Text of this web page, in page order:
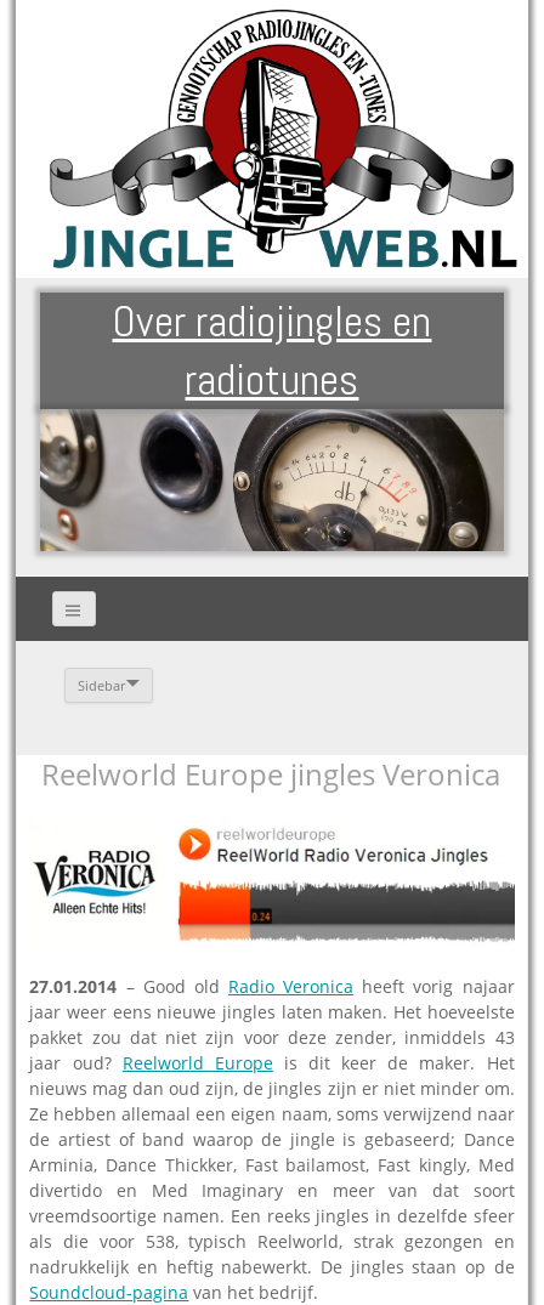
Over radiojingles en
radiotunes
Sidebar
Reelworld Europe jingles Veronica
27.01.2014 – Good old Radio Veronica heeft vorig najaar
jaar weer eens nieuwe jingles laten maken. Het hoeveelste
pakket zou dat niet zijn voor deze zender, inmiddels 43
jaar oud? Reelworld Europeis dit keer de maker. Het
nieuws mag dan oud zijn, de jingles zijn er niet minder om.
Ze hebben allemaal een eigen naam, soms verwijzend naar
de artiest of band waarop de jingle is gebaseerd; Dance
Arminia, Dance Thickker, Fast bailamost, Fast kingly, Med
divertido en Med Imaginary en meer van dat soort
vreemdsoortige namen. Een reeks jingles in dezelfde sfeer
als die voor 538, typisch Reelworld, strak gezongen en
nadrukkelijk en heftig nabewerkt. De jingles staan op de
Soundcloud-pagina van het bedrijf.